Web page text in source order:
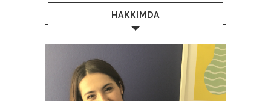
HAKKIMDA